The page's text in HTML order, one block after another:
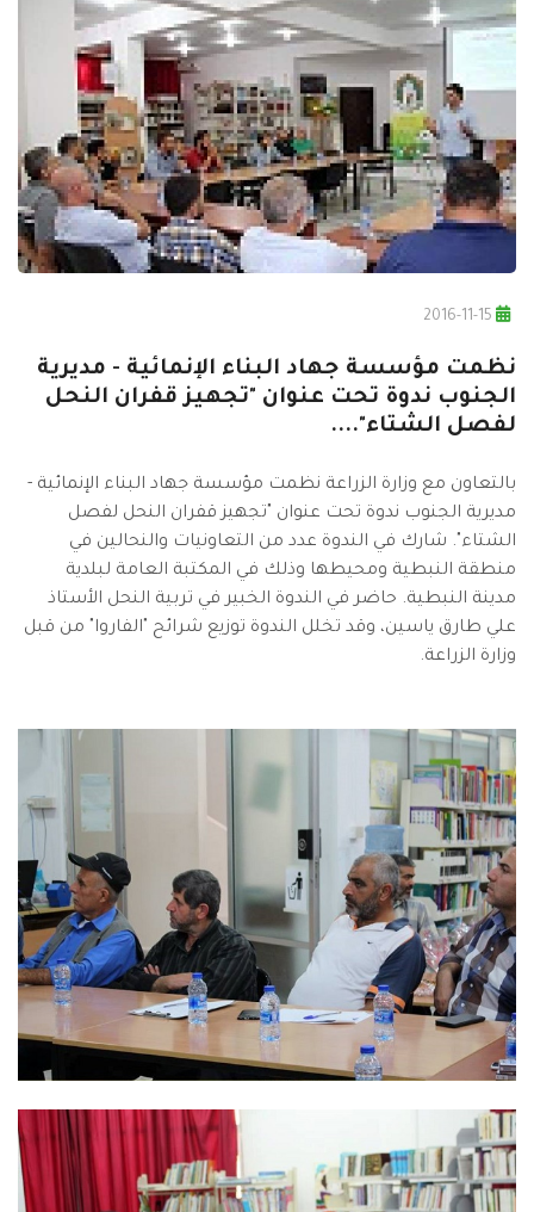
نظمت مؤسسة جهاد البناء اﻹنمائية - مديرية
الجنوب ندوة تحت عنوان "تجهيز قفران النحل
لفصل الشتاء"....
بالتعاون مع وزارة الزراعة نظمت مؤسسة جهاد البناء اﻹنمائية -
مديرية الجنوب ندوة تحت عنوان "تجهيز قفران النحل لفصل
الشتاء". شارك في الندوة عدد من التعاونيات والنحالين في
منطقة النبطية ومحيطها وذلك في المكتبة العامة لبلدية
مدينة النبطية. حاضر في الندوة الخبير في تربية النحل الأستاذ
علي طارق ياسين، وقد تخلل الندوة توزيع شرائح "الفاروا" من قبل
وزارة الزراعة.